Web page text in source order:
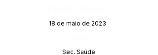
18 de maio de 2023
Sec. Saúde